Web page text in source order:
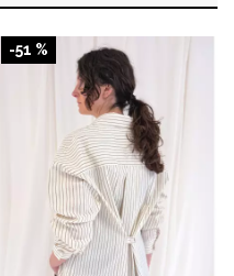
-51 %